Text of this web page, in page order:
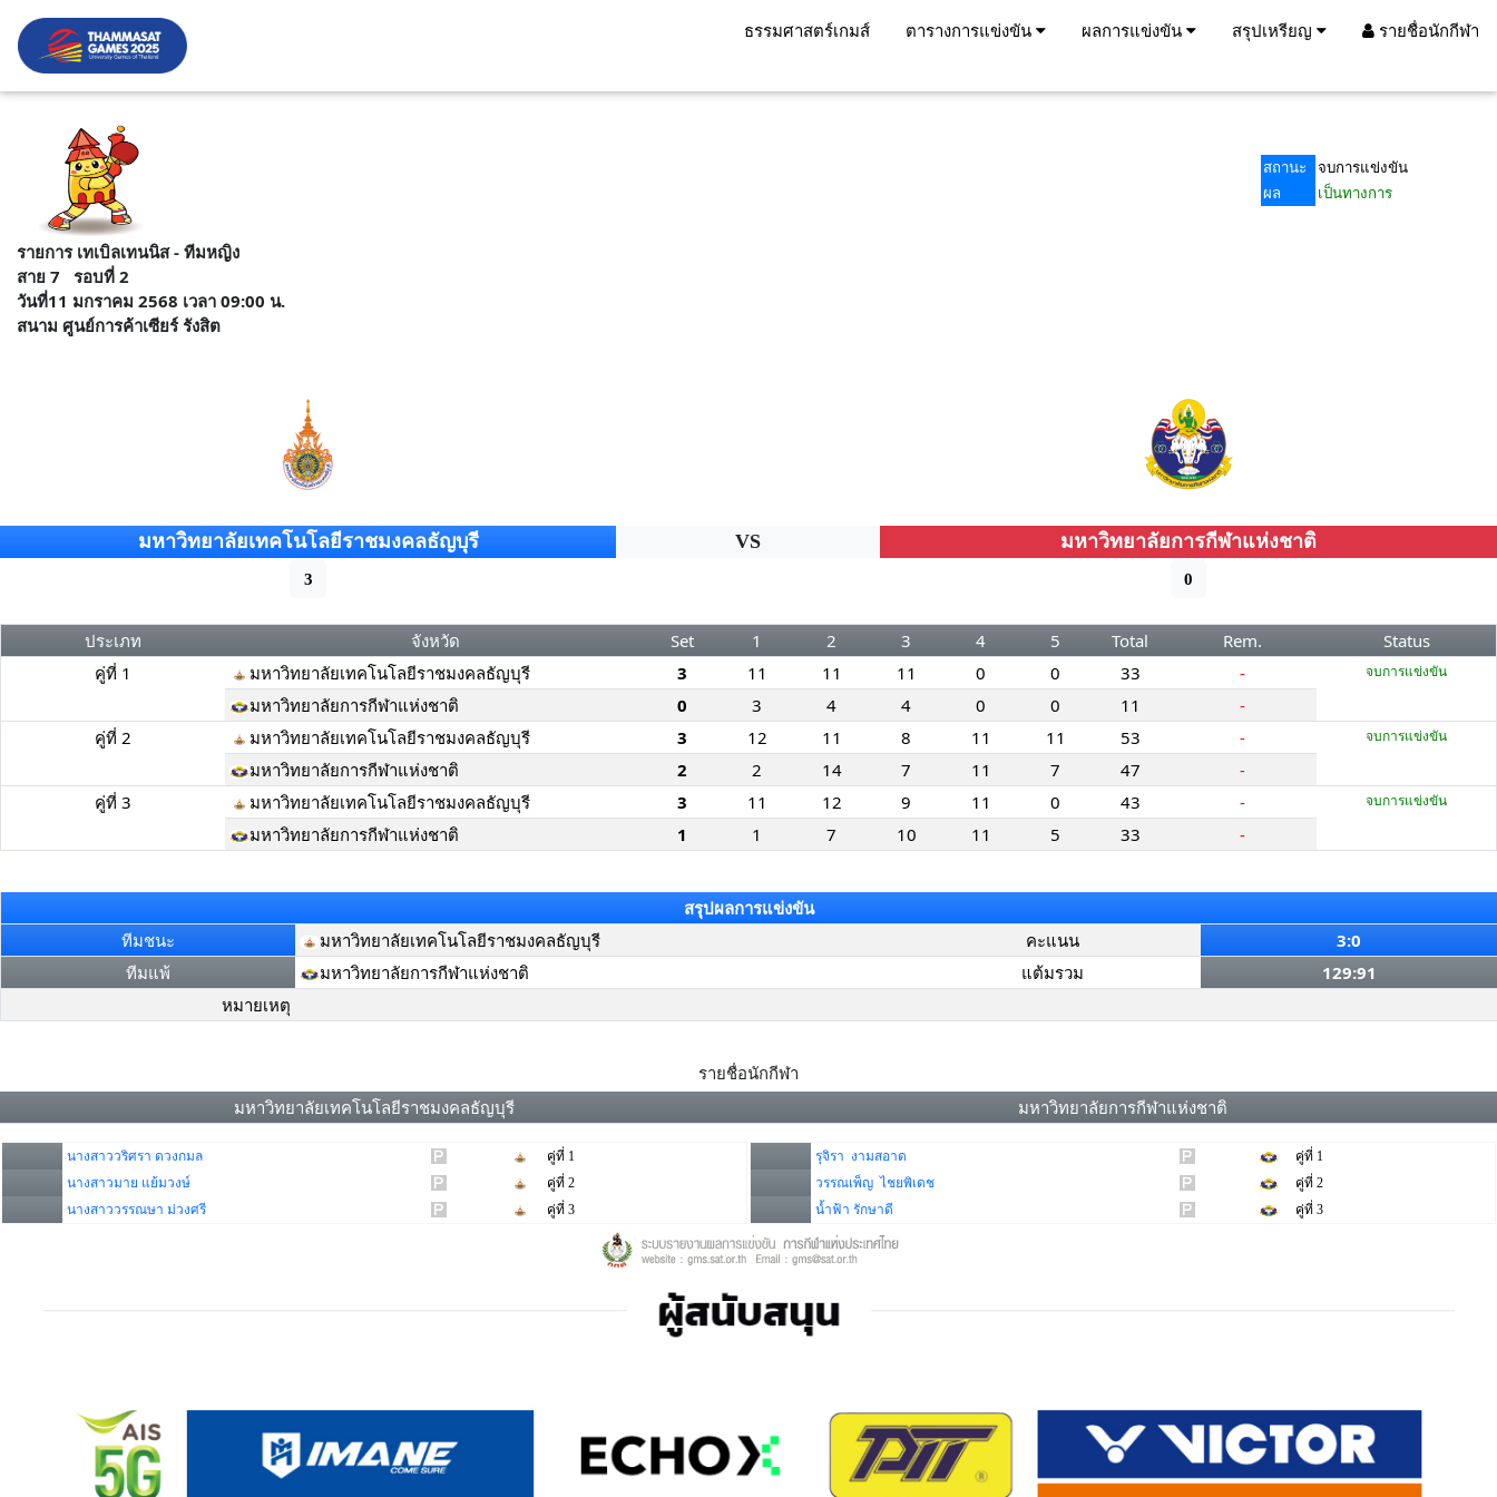
ธรรมศาสตร์เกมส์ ตารางการแข่งขัน ผลการแข่งขัน สรุปเหรียญ รายชื่อนักกีฬา
สถานะ
จบการแข่งขัน
ผล
เป็นทางการ
รายการ เทเบิลเทนนิส - ทีมหญิง
สาย 7 รอบที่ 2
วันที่11 มกราคม 2568 เวลา 09:00 น.
สนาม ศูนย์การค้าเซียร์ รังสิต
มหาวิทยาลัยเทคโนโลยีราชมงคลธัญบุรี VS มหาวิทยาลัยการกีฬาแห่งชาติ
3 0
ประเภท จังหวัด Set 1 2 3 4 5 Total Rem.
Status
คู่ที่ 1
มหาวิทยาลัยเทคโนโลยีราชมงคลธัญบุรี 3 11 11 11 0 0 33 - จบการแข่งขัน
มหาวิทยาลัยการกีฬาแห่งชาติ 0 3 4 4 0 0 11
-
คู่ที่ 2
มหาวิทยาลัยเทคโนโลยีราชมงคลธัญบุรี 3 12 11 8 11 11 53 - จบการแข่งขัน
มหาวิทยาลัยการกีฬาแห่งชาติ 2 2 14 7 11 7 47
-
คู่ที่ 3
มหาวิทยาลัยเทคโนโลยีราชมงคลธัญบุรี 3 11 12 9 11 0 43 - จบการแข่งขัน
มหาวิทยาลัยการกีฬาแห่งชาติ 1 1 7 10 11 5 33 -
สรุปผลการแข่งขัน
ทีมชนะ
มหาวิทยาลัยเทคโนโลยีราชมงคลธัญบุรี คะแนน
3:0
ทีมแพ้
มหาวิทยาลัยการกีฬาแห่งชาติ แต้มรวม
129:91
หมายเหตุ
รายชื่อนักกีฬา
มหาวิทยาลัยเทคโนโลยีราชมงคลธัญบุรี
มหาวิทยาลัยการกีฬาแห่งชาติ
นางสาววริศรา ดวงกมล
คู่ที่ 1
นางสาวมาย แย้มวงษ์
คู่ที่ 2
นางสาววรรณษา ม่วงศรี
คู่ที่ 3
รุจิรา งามสอาด
คู่ที่ 1
วรรณเพ็ญ ไชยพิเดช
คู่ที่ 2
น้ำฟ้า รักษาดี
คู่ที่ 3